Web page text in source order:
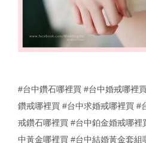
#台中鑽石哪裡買 #台中婚戒哪裡買
鑽戒哪裡買 #台中求婚戒哪裡買 #
戒鑽石哪裡買 #台中鉑金婚戒哪裡
中黃金哪裡買 #台中結婚黃金套組